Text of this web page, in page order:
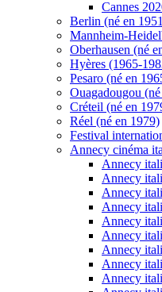
Cannes
Berlin (né en
Mannheim-
Oberhausen (né
Hyères (1965-
Pesaro (né en
Ouagadougou
Créteil (né en
Réel (né en 1979)
Festival
Annecy cinéma
Annecy
Annecy
Annecy
Annecy
Annecy
Annecy
Annecy
Annecy
Annecy